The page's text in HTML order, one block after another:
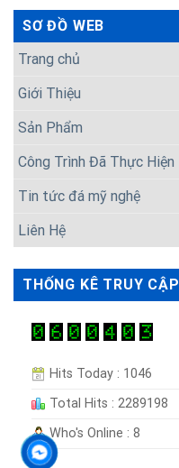
SƠ ĐỒ WEB
Trang chủ
Giới Thiệu
Sản Phẩm
Công Trình Đã Thực Hiện
Tin tức đá mỹ nghệ
Liên Hệ
THỐNG KÊ TRUY CẬP
Hits Today : 1046
Total Hits : 2289198
Who's Online : 8